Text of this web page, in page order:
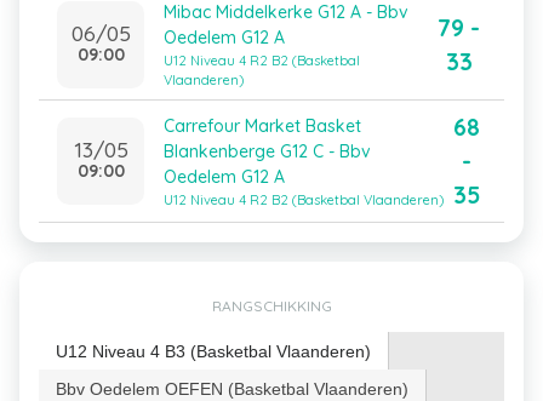
06/05
09:00
Mibac Middelkerke G12 A - Bbv
Oedelem G12 A
U12 Niveau 4 R2 B2 (Basketbal
Vlaanderen)
79 -
33
13/05
09:00
Carrefour Market Basket
Blankenberge G12 C - Bbv
Oedelem G12 A
U12 Niveau 4 R2 B2 (Basketbal Vlaanderen)
68
-
35
RANGSCHIKKING
U12 Niveau 4 B3 (Basketbal Vlaanderen)
Bbv Oedelem OEFEN (Basketbal Vlaanderen)